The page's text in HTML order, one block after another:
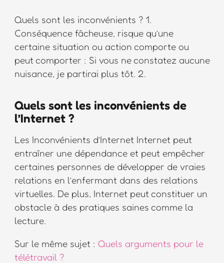
Quels sont les inconvénients ? 1.
Conséquence fâcheuse, risque qu’une
certaine situation ou action comporte ou
peut comporter : Si vous ne constatez aucune
nuisance, je partirai plus tôt. 2.
Quels sont les inconvénients de
l’Internet ?
Les Inconvénients d’Internet Internet peut
entraîner une dépendance et peut empêcher
certaines personnes de développer de vraies
relations en l’enfermant dans des relations
virtuelles. De plus, Internet peut constituer un
obstacle à des pratiques saines comme la
lecture.
Sur le même sujet : Quels arguments pour le
télétravail ?